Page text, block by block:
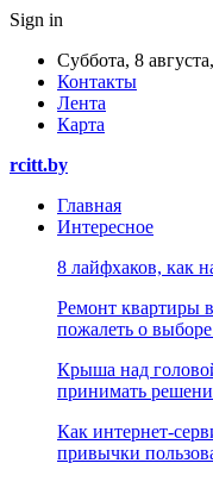
Sign in
Суббота, 8
Контакты
Лента
Карта
rcitt.by
Главная
Интересное
8 лайфхаков, как
Ремонт квартиры
пожалеть о
Крыша над
принимать
Как интернет-
привычки